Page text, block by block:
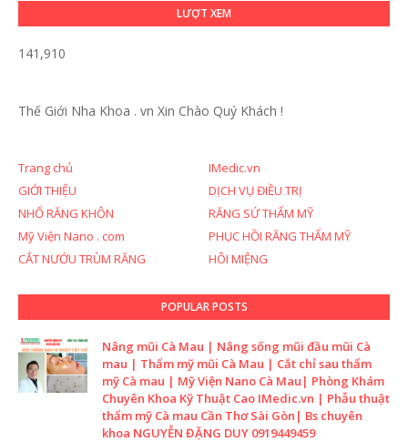
LƯỢT XEM
141,910
Thế Giới Nha Khoa . vn Xin Chào Quý Khách !
Trang chủ
IMedic.vn
GIỚI THIỆU
DỊCH VỤ ĐIỀU TRỊ
NHỔ RĂNG KHÔN
RĂNG SỨ THẨM MỸ
Mỹ Viện Nano . com
PHỤC HỒI RĂNG THẨM MỸ
CẮT NƯỚU TRÙM RĂNG
HÔI MIỆNG
POPULAR POSTS
Nâng mũi Cà Mau | Nâng sống mũi đầu mũi Cà
mau | Thẩm mỹ mũi Cà Mau | Cắt chỉ sau thẩm
mỹ Cà mau | Mỹ Viện Nano Cà Mau| Phòng Khám
Chuyên Khoa Kỹ Thuật Cao IMedic.vn | Phẫu thuật
thẩm mỹ Cà mau Cần Thơ Sài Gòn| Bs chuyên
khoa NGUYỄN ĐẶNG DUY 0919449459